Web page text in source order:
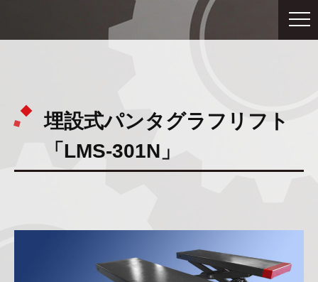
埋設式パンタグラフリフト
「LMS-301N」